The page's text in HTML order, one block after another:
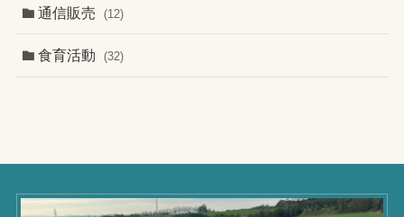
通信販売 (12)
食育活動 (32)